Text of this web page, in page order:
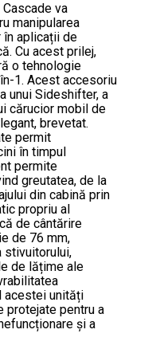
Cascade va
manipularea
în aplicații de
Cu acest prilej,
o tehnologie
1. Acest accesoriu
unui Sideshifter, a
cărucior mobil de
brevetat.
permit
în timpul
permite
greutatea, de la
din cabină prin
propriu al
de cântărire
de 76 mm,
stivuitorului,
de lățime ale
acestei unități
protejate pentru a
și a